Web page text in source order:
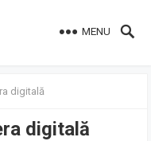
MENU
digitală
digitală